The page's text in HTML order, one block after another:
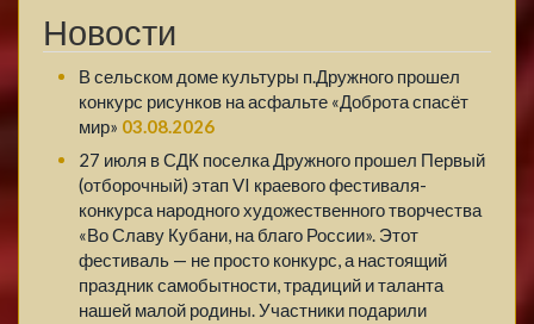
Новости
В сельском доме культуры п.Дружного прошел
конкурс рисунков на асфальте «Доброта спасёт
мир» 03.08.2026
27 июля в СДК поселка Дружного прошел Первый
(отборочный) этап VI краевого фестиваля-
конкурса народного художественного творчества
«Во Славу Кубани, на благо России». Этот
фестиваль — не просто конкурс, а настоящий
праздник самобытности, традиций и таланта
нашей малой родины. Участники подарили